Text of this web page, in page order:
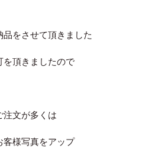
品をさせて頂きました
を頂きましたので
注文が多くは
客様写真をアップ